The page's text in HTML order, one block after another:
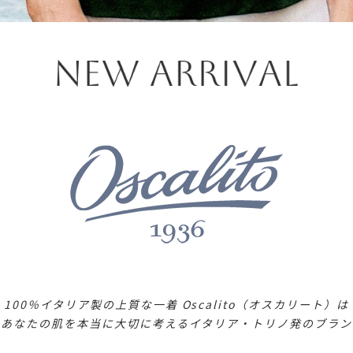
100％イタリア製の上質な一着 Oscalito（オスカリート）は
なたの肌を本当に大切に考えるイタリア・トリノ発のブラ